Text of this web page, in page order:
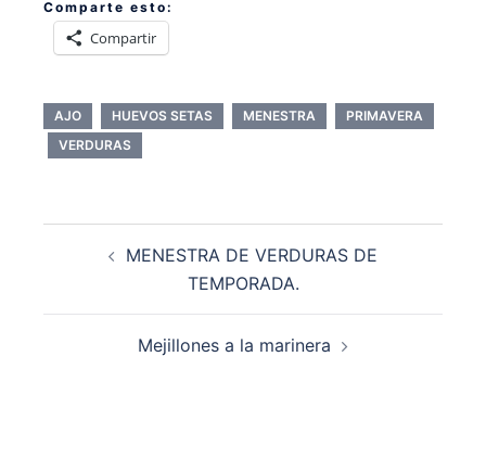
Comparte esto:
Compartir
AJO HUEVOS SETAS MENESTRA
PRIMAVERA
VERDURAS
MENESTRA DE VERDURAS DE
TEMPORADA.
Mejillones a la marinera